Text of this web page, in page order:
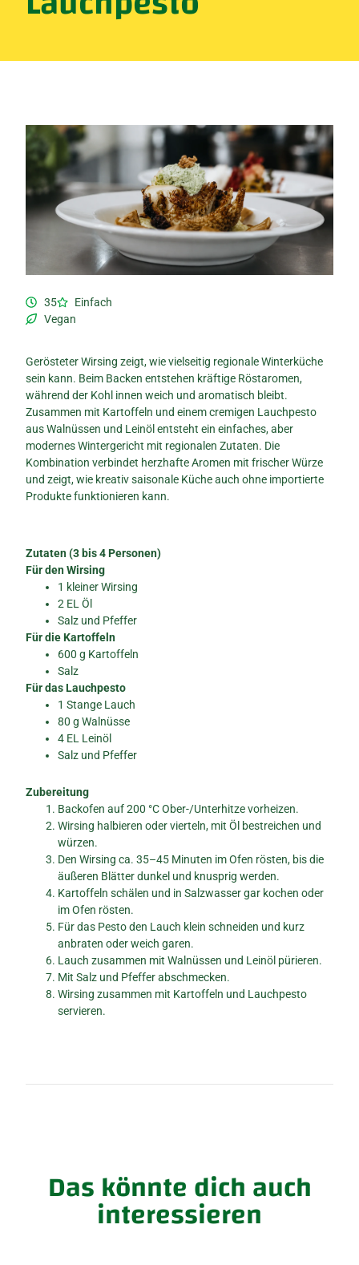
35
Einfach
Vegan
Gerösteter Wirsing zeigt, wie vielseitig regionale Winterküche
sein kann. Beim Backen entstehen kräftige Röstaromen,
während der Kohl innen weich und aromatisch bleibt.
Zusammen mit Kartoffeln und einem cremigen Lauchpesto
aus Walnüssen und Leinöl entsteht ein einfaches, aber
modernes Wintergericht mit regionalen Zutaten. Die
Kombination verbindet herzhafte Aromen mit frischer Würze
und zeigt, wie kreativ saisonale Küche auch ohne importierte
Produkte funktionieren kann.
Zutaten (3 bis 4 Personen)
Für den Wirsing
1 kleiner Wirsing
2 EL Öl
Salz und Pfeffer
Für die Kartoffeln
600 g Kartoffeln
Salz
Für das Lauchpesto
1 Stange Lauch
80 g Walnüsse
4 EL Leinöl
Salz und Pfeffer
Zubereitung
Backofen auf 200 °C Ober-/Unterhitze vorheizen.
Wirsing halbieren oder vierteln, mit Öl bestreichen und
würzen.
Den Wirsing ca. 35–45 Minuten im Ofen rösten, bis die
äußeren Blätter dunkel und knusprig werden.
Kartoffeln schälen und in Salzwasser gar kochen oder
im Ofen rösten.
Für das Pesto den Lauch klein schneiden und kurz
anbraten oder weich garen.
Lauch zusammen mit Walnüssen und Leinöl pürieren.
Mit Salz und Pfeffer abschmecken.
Wirsing zusammen mit Kartoffeln und Lauchpesto
servieren.
Das könnte dich auch
interessieren